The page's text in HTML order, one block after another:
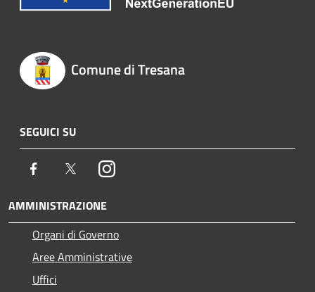
Comune di Tresana
SEGUICI SU
Facebook TwitterInstagram
AMMINISTRAZIONE
Organi di Governo
Aree Amministrative
Uffici